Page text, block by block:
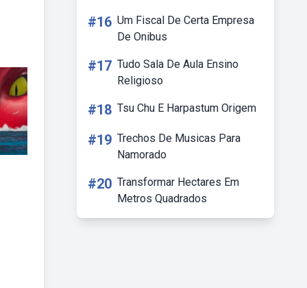
#16 Um Fiscal De Certa Empresa
De Onibus
#17 Tudo Sala De Aula Ensino
Religioso
#18 Tsu Chu E Harpastum Origem
#19 Trechos De Musicas Para
Namorado
#20 Transformar Hectares Em
Metros Quadrados